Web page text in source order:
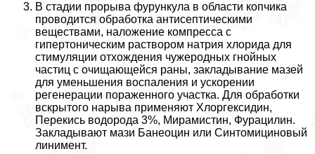
В стадии прорыва фурункула в области копчика
проводится обработка антисептическими
веществами, наложение компресса с
гипертоническим раствором натрия хлорида для
стимуляции отхождения чужеродных гнойных
частиц с очищающейся раны, закладывание мазей
для уменьшения воспаления и ускорении
регенерации пораженного участка. Для обработки
вскрытого нарыва применяют Хлоргексидин,
Перекись водорода 3%, Мирамистин, Фурацилин.
Закладывают мази Банеоцин или Синтомициновый
линимент.